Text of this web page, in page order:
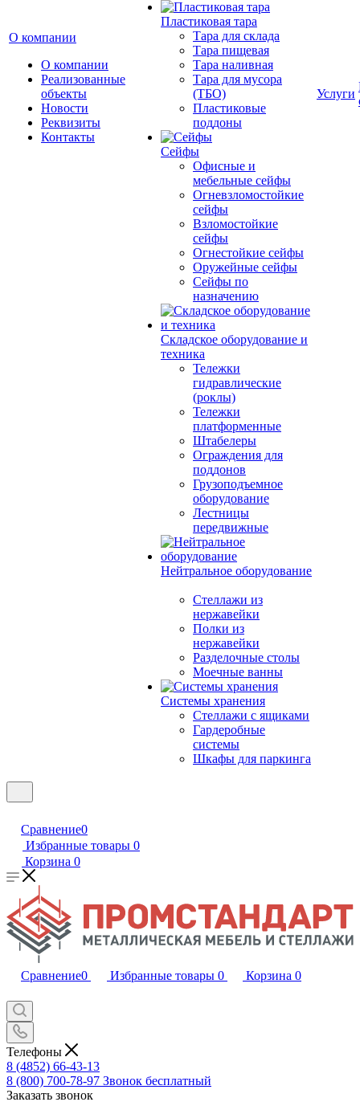
О компании
О компании
Реализованные
объекты
Новости
Реквизиты
Контакты
Пластиковая тара
Тара для склада
Тара пищевая
Тара наливная
Тара для мусора
(ТБО)
Пластиковые
поддоны
Сейфы
Офисные и
мебельные сейфы
Огневзломостойкие
сейфы
Взломостойкие
сейфы
Огнестойкие сейфы
Оружейные сейфы
Сейфы по
назначению
Складское оборудование и
техника
Тележки
гидравлические
(роклы)
Тележки
платформенные
Штабелеры
Ограждения для
поддонов
Грузоподъемное
оборудование
Лестницы
передвижные
Нейтральное оборудование
Стеллажи из
нержавейки
Полки из
нержавейки
Разделочные столы
Моечные ванны
Системы хранения
Стеллажи с ящиками
Гардеробные
системы
Шкафы для паркинга
Услуги
Сравнение0
Избранные товары 0
Корзина 0
Сравнение0 Избранные товары 0 Корзина 0
Телефоны
8 (4852) 66-43-13
8 (800) 700-78-97 Звонок бесплатный
Заказать звонок